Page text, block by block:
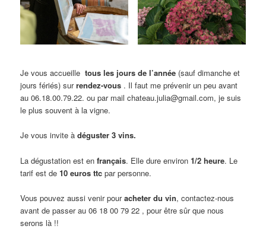
Je vous accueille tous les jours de l’année (sauf dimanche et
jours fériés) surrendez-vous . Il faut me prévenir un peu avant
au 06.18.00.79.22. ou par mail chateau.julia@gmail.com, je suis
le plus souvent à la vigne.
Je vous invite àdéguster 3 vins.
La dégustation est enfrançais. Elle dure environ1/2 heure. Le
tarif est de10 euros ttcpar personne.
Vous pouvez aussi venir pouracheter du vin, contactez-nous
avant de passer au 06 18 00 79 22 , pour être sûr que nous
serons là !!